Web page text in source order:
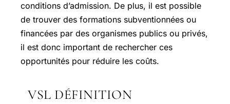
conditions d’admission. De plus, il est possible
de trouver des formations subventionnées ou
financées par des organismes publics ou privés,
il est donc important de rechercher ces
opportunités pour réduire les coûts.
VSL DÉFINITION